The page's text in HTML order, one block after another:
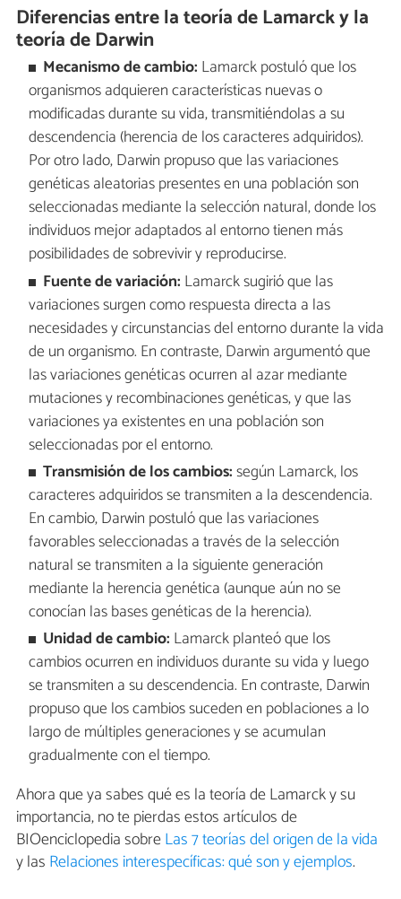
Diferencias entre la teoría de Lamarck y la
teoría de Darwin
Mecanismo de cambio: Lamarck postuló que los
organismos adquieren características nuevas o
modificadas durante su vida, transmitiéndolas a su
descendencia (herencia de los caracteres adquiridos).
Por otro lado, Darwin propuso que las variaciones
genéticas aleatorias presentes en una población son
seleccionadas mediante la selección natural, donde los
individuos mejor adaptados al entorno tienen más
posibilidades de sobrevivir y reproducirse.
Fuente de variación: Lamarck sugirió que las
variaciones surgen como respuesta directa a las
necesidades y circunstancias del entorno durante la vida
de un organismo. En contraste, Darwin argumentó que
las variaciones genéticas ocurren al azar mediante
mutaciones y recombinaciones genéticas, y que las
variaciones ya existentes en una población son
seleccionadas por el entorno.
Transmisión de los cambios:según Lamarck, los
caracteres adquiridos se transmiten a la descendencia.
En cambio, Darwin postuló que las variaciones
favorables seleccionadas a través de la selección
natural se transmiten a la siguiente generación
mediante la herencia genética (aunque aún no se
conocían las bases genéticas de la herencia).
Unidad de cambio: Lamarck planteó que los
cambios ocurren en individuos durante su vida y luego
se transmiten a su descendencia. En contraste, Darwin
propuso que los cambios suceden en poblaciones a lo
largo de múltiples generaciones y se acumulan
gradualmente con el tiempo.
Ahora que ya sabes qué es la teoría de Lamarck y su
importancia, no te pierdas estos artículos de
BIOenciclopedia sobreLas 7 teorías del origen de la vida
y las Relaciones interespecíficas: qué son y ejemplos.